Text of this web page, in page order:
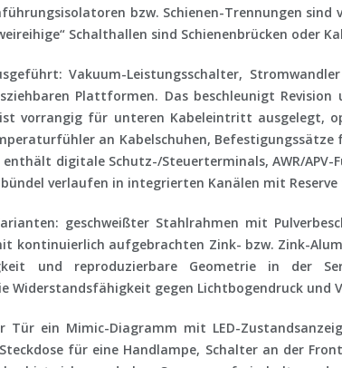
bzw. Schienen-Trennungen sind
Schalthallen sind Schienenbrücken oder
Vakuum-Leistungsschalter,
Plattformen. Das beschleunigt Revision
ist vorrangig für unteren Kabeleintritt ausgelegt,
an Kabelschuhen,
enthält digitale Schutz-/Steuerterminals, AWR/
verlaufen in integrierten Kanälen mit
geschweißter Stahlrahmen mit
kontinuierlich aufgebrachten Zink- bzw. Zink-
und reproduzierbare Geometrie in der
Widerstandsfähigkeit gegen Lichtbogendruck und
Tür ein Mimic-Diagramm mit LED-
für eine Handlampe, Schalter an der